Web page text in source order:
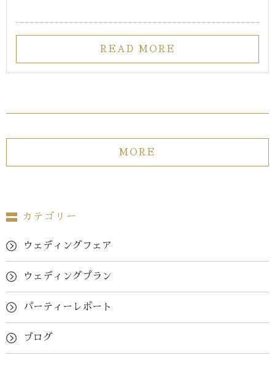
READ MORE
MORE
カテゴリー
ウェディングフェア
ウェディングプラン
パーティーレポート
ブログ